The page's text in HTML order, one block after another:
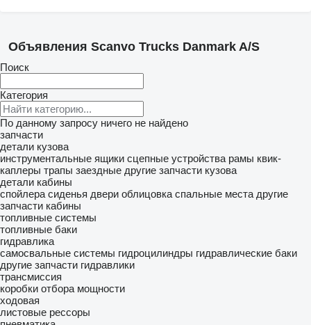
Объявления Scanvo Trucks Danmark A/S
Поиск
Категория
По данному запросу ничего не найдено
запчасти
детали кузова
инструментальные ящики сцепные устройства рамы квик-
каплеры трапы заездные другие запчасти кузова
детали кабины
спойлера сиденья двери облицовка спальные места другие
запчасти кабины
топливные системы
топливные баки
гидравлика
самосвальные системы гидроцилиндры гидравлические баки
другие запчасти гидравлики
трансмиссия
коробки отбора мощности
ходовая
листовые рессоры